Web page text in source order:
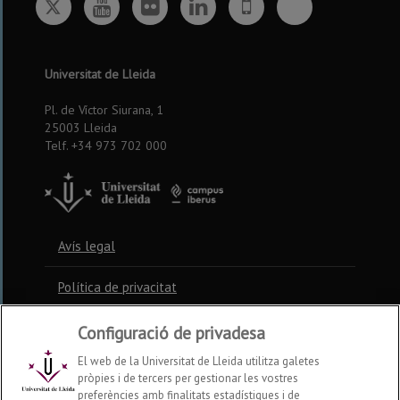
YoutubeFlickrLinkedin
UdL
App
Universitat de Lleida
Pl. de Víctor Siurana, 1
25003 Lleida
Telf. +34 973 702 000
Avís legal
Política de privacitat
Política de cookies
Contacte
Configuració de privadesa
El web de la Universitat de Lleida utilitza galetes
pròpies i de tercers per gestionar les vostres
preferències amb finalitats estadístiques i de